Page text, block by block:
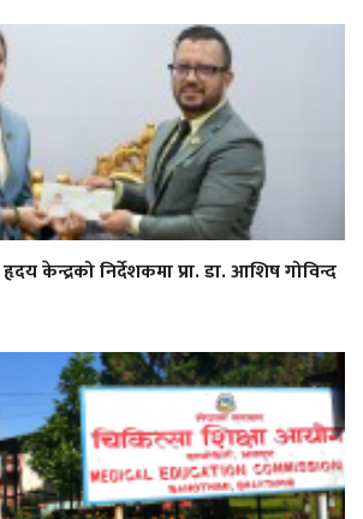
हृदय केन्द्रको निर्देशकमा प्रा. डा. आशिष गोविन्द